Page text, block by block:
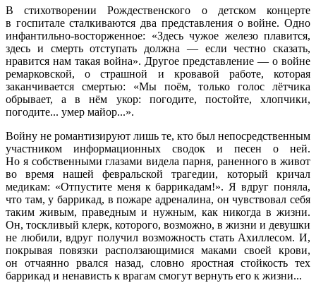
В стихотворении Рождественского о детском концерте
в госпитале сталкиваются два представления о войне. Одно
инфантильно-восторженное: «Здесь чужое железо плавится,
здесь и смерть отступать должна — если честно сказать,
нравится нам такая война». Другое представление — о войне
ремарковской, о страшной и кровавой работе, которая
заканчивается смертью: «Мы поём, только голос лётчика
обрывает, а в нём укор: погодите, постойте, хлопчики,
погодите... умер майор...».
Войну не романтизируют лишь те, кто был непосредственным
участником информационных сводок и песен о ней.
Но я собственными глазами видела парня, раненного в живот
во время нашей февральской трагедии, который кричал
медикам: «Отпустите меня к баррикадам!». Я вдруг поняла,
что там, у баррикад, в пожаре адреналина, он чувствовал себя
таким живым, праведным и нужным, как никогда в жизни.
Он, тоскливый клерк, которого, возможно, в жизни и девушки
не любили, вдруг получил возможность стать Ахиллесом. И,
покрывая повязки расползающимися маками своей крови,
он отчаянно рвался назад, словно яростная стойкость тех
баррикад и ненависть к врагам смогут вернуть его к жизни...